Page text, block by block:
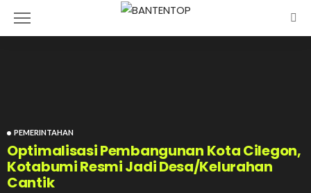
PEMERINTAHAN
Optimalisasi Pembangunan Kota Cilegon,
Kotabumi Resmi Jadi Desa/Kelurahan
Cantik